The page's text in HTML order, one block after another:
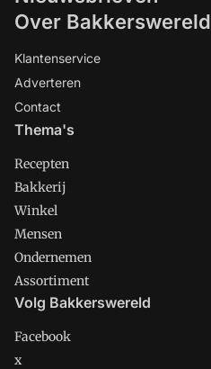
Over Bakkerswereld
Klantenservice
Adverteren
Contact
Thema's
Recepten
Bakkerij
Winkel
Mensen
Ondernemen
Assortiment
Volg Bakkerswereld
Facebook
x